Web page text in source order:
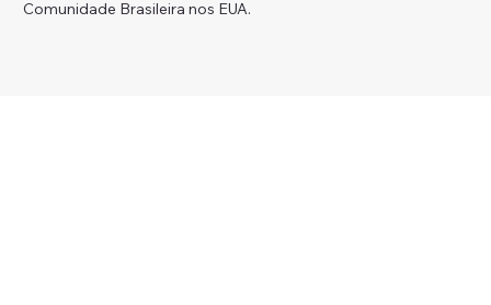
Comunidade Brasileira nos EUA.